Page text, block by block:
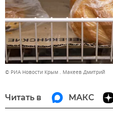
© РИА Новости Крым . Макеев Дмитрий
Читать в МАКС